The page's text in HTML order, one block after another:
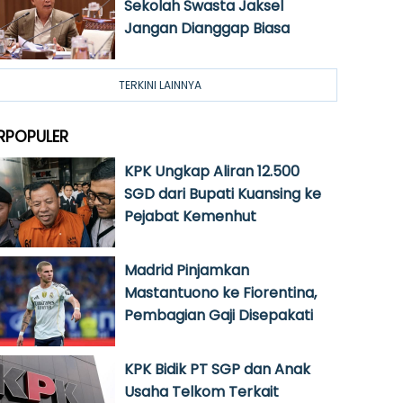
Sekolah Swasta Jaksel
Jangan Dianggap Biasa
TERKINI LAINNYA
KPK Ungkap Aliran 12.500
SGD dari Bupati Kuansing ke
Pejabat Kemenhut
Madrid Pinjamkan
Mastantuono ke Fiorentina,
Pembagian Gaji Disepakati
KPK Bidik PT SGP dan Anak
Usaha Telkom Terkait